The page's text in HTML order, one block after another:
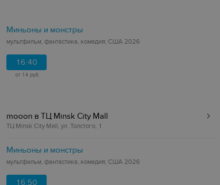
Миньоны и монстры
мультфильм, фантастика, комедия; США 2026
16:40
от 14 руб.
mooon в ТЦ Minsk City Mall
ТЦ Minsk City Mall, ул. Толстого, 1
Миньоны и монстры
мультфильм, фантастика, комедия; США 2026
16:50